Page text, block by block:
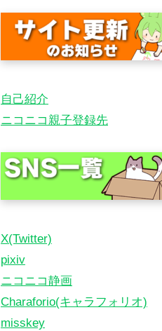
自己紹介
ニコニコ親子登録先
X(Twitter)
pixiv
ニコニコ静画
Charaforio(キャラフォリオ)
misskey